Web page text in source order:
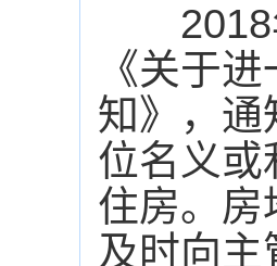
2018
《关于
知》，通
位名义或
住房。房
及时向